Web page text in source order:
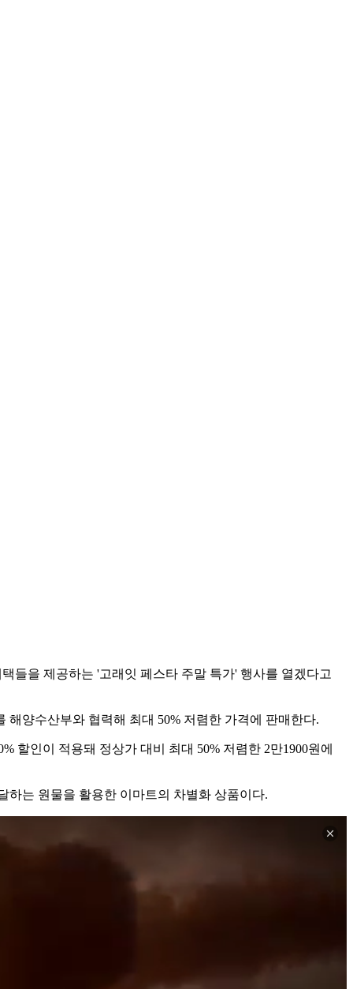
들을 제공하는 '고래잇 페스타 주말 특가' 행사를 열겠다고
해양수산부와 협력해 최대 50% 저렴한 가격에 판매한다.
할인이 적용돼 정상가 대비 최대 50% 저렴한 2만1900원에
하는 원물을 활용한 이마트의 차별화 상품이다.